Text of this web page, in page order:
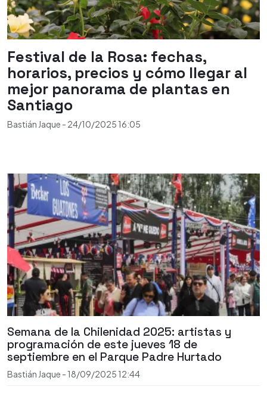
Festival de la Rosa: fechas,
horarios, precios y cómo llegar al
mejor panorama de plantas en
Santiago
Bastián Jaque - 24/10/2025 16:05
Semana de la Chilenidad 2025: artistas y
programación de este jueves 18 de
septiembre en el Parque Padre Hurtado
Bastián Jaque - 18/09/2025 12:44